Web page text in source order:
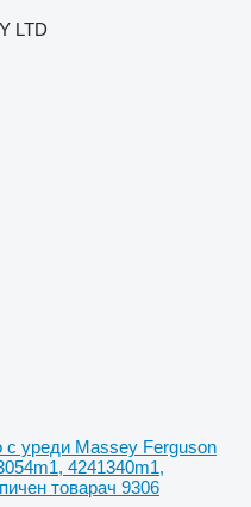
LTD
с уреди Massey Ferguson
4241340m1,
товарач 9306